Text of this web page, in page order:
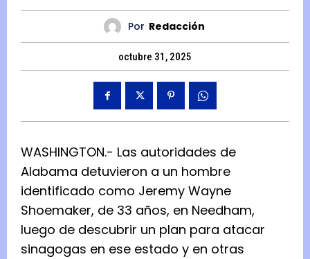
Por Redacción
octubre 31, 2025
WASHINGTON.- Las autoridades de
Alabama detuvieron a un hombre
identificado como Jeremy Wayne
Shoemaker, de 33 años, en Needham,
luego de descubrir un plan para atacar
sinagogas en ese estado y en otras